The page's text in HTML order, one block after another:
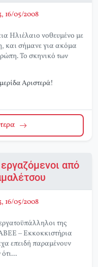
16/05/2008
Ηλιέλαιο νοθευμένο με
και σήμανε για ακόμα
Το σκηνικό των
Αριστερά!
από
16/05/2008
της
– Εκκοκκιστήρια
επειδή παραμένουν